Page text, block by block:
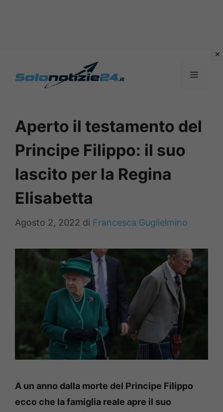
MENU
Aperto il testamento del
Principe Filippo: il suo
lascito per la Regina
Elisabetta
Agosto 2, 2022 di Francesca Guglielmino
A un anno dalla morte del Principe Filippo
ecco che la famiglia reale apre il suo